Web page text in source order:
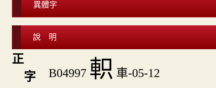
異體字
說 明
正
字
B04997 軹 車-05-12